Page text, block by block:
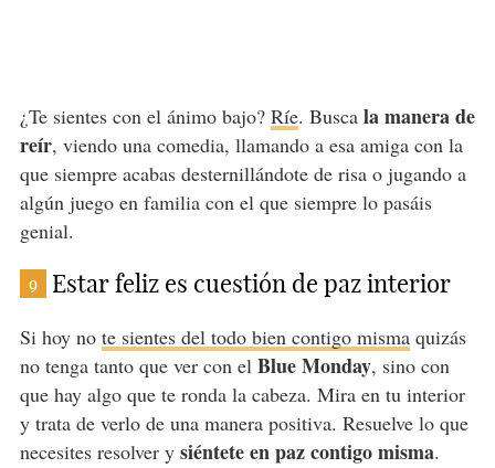
¿Te sientes con el ánimo bajo? Ríe. Busca la manera de
reír, viendo una comedia, llamando a esa amiga con la
que siempre acabas desternillándote de risa o jugando a
algún juego en familia con el que siempre lo pasáis
genial.
9 Estar feliz es cuestión de paz interior
Si hoy no te sientes del todo bien contigo mismaquizás
no tenga tanto que ver con el Blue Monday, sino con
que hay algo que te ronda la cabeza. Mira en tu interior
y trata de verlo de una manera positiva. Resuelve lo que
necesites resolver y siéntete en paz contigo misma.